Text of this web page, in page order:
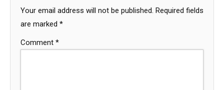
Your email address will not be published. Required fields
are marked *
Comment *